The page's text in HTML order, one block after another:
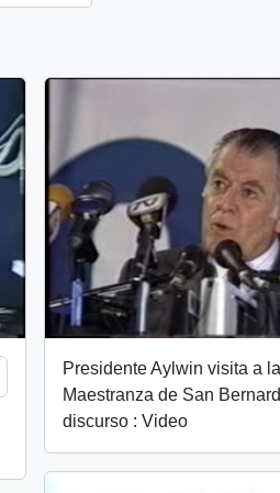
Añadir al portapapeles
Presidente Aylwin visita a la
Maestranza de San
discurso : Video